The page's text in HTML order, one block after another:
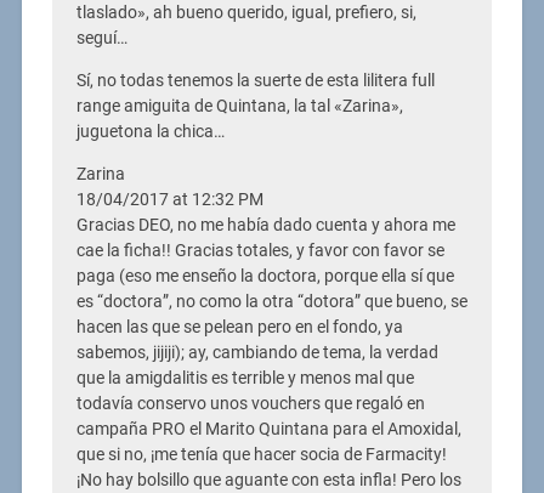
tlaslado», ah bueno querido, igual, prefiero, si,
seguí…
Sí, no todas tenemos la suerte de esta lilitera full
range amiguita de Quintana, la tal «Zarina»,
juguetona la chica…
Zarina
18/04/2017 at 12:32 PM
Gracias DEO, no me había dado cuenta y ahora me
cae la ficha!! Gracias totales, y favor con favor se
paga (eso me enseño la doctora, porque ella sí que
es “doctora”, no como la otra “dotora” que bueno, se
hacen las que se pelean pero en el fondo, ya
sabemos, jijiji); ay, cambiando de tema, la verdad
que la amigdalitis es terrible y menos mal que
todavía conservo unos vouchers que regaló en
campaña PRO el Marito Quintana para el Amoxidal,
que si no, ¡me tenía que hacer socia de Farmacity!
¡No hay bolsillo que aguante con esta infla! Pero los